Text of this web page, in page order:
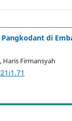
di
Haris Firmansyah